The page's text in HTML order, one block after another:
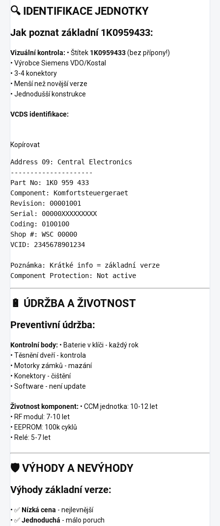
🔍 IDENTIFIKACE JEDNOTKY
Jak poznat základní 1K0959433:
Vizuální kontrola: • Štítek 1K0959433(bez přípony!)
• Výrobce Siemens VDO/Kostal
• 3-4 konektory
• Menší než novější verze
• Jednodušší konstrukce
VCDS identifikace:
Kopírovat
Address 09: Central Electronics
---------------------
Part No: 1K0 959 433
Component: Komfortsteuergeraet
Revision: 00001001
Serial: 00000XXXXXXXXX
Coding: 0100100
Shop #: WSC 00000
VCID: 2345678901234
Poznámka: Krátké info = základní verze
🔋 ÚDRŽBA A ŽIVOTNOST
Preventivní údržba:
Kontrolní body: • Baterie v klíči - každý rok
• Těsnění dveří - kontrola
• Motorky zámků - mazání
• Konektory - čištění
• Software - není update
Životnost komponent: • CCM jednotka: 10-12 let
• RF modul: 7-10 let
• EEPROM: 100k cyklů
• Relé: 5-7 let
🛡️ VÝHODY A NEVÝHODY
Výhody základní verze:
• ✅Nízká cena - nejlevnější
• ✅Jednoduchá - málo poruch